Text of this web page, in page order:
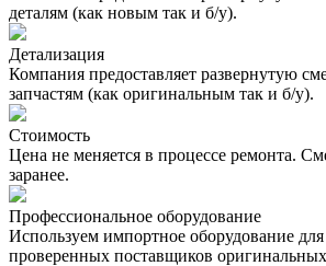
деталям (как новым так и б/у).
Детализация
Компания предоставляет развернутую
запчастям (как оригинальным так и б/у).
Стоимость
Цена не меняется в процессе ремонта.
заранее.
Профессиональное оборудование
Используем импортное оборудование
проверенных поставщиков оригинальных